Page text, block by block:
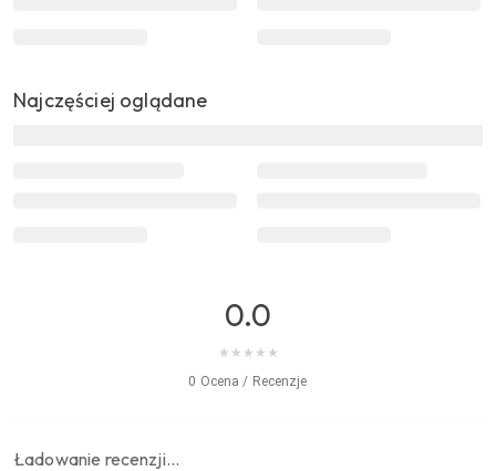
Najczęściej oglądane
0.0
★ ★ ★ ★ ★
0 Ocena / Recenzje
Ładowanie recenzji…